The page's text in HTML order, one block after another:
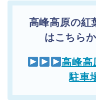
高峰高原の紅
はこちら
高峰高
駐車